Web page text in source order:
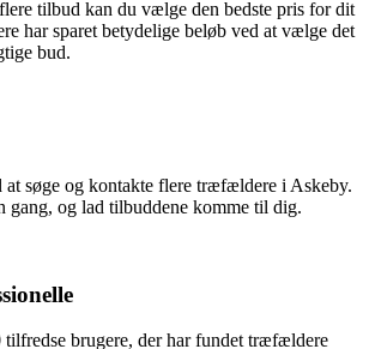
tilbud kan du vælge den bedste pris for dit
har sparet betydelige beløb ved at vælge det
bud.
at søge og kontakte flere træfældere i Askeby.
gang, og lad tilbuddene komme til dig.
brugere, der har fundet træfældere